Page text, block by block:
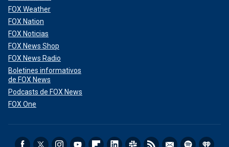
FOX Weather
FOX Nation
FOX Noticias
FOX News Shop
FOX News Radio
Boletines informativos
de FOX News
Podcasts de FOX News
FOX One